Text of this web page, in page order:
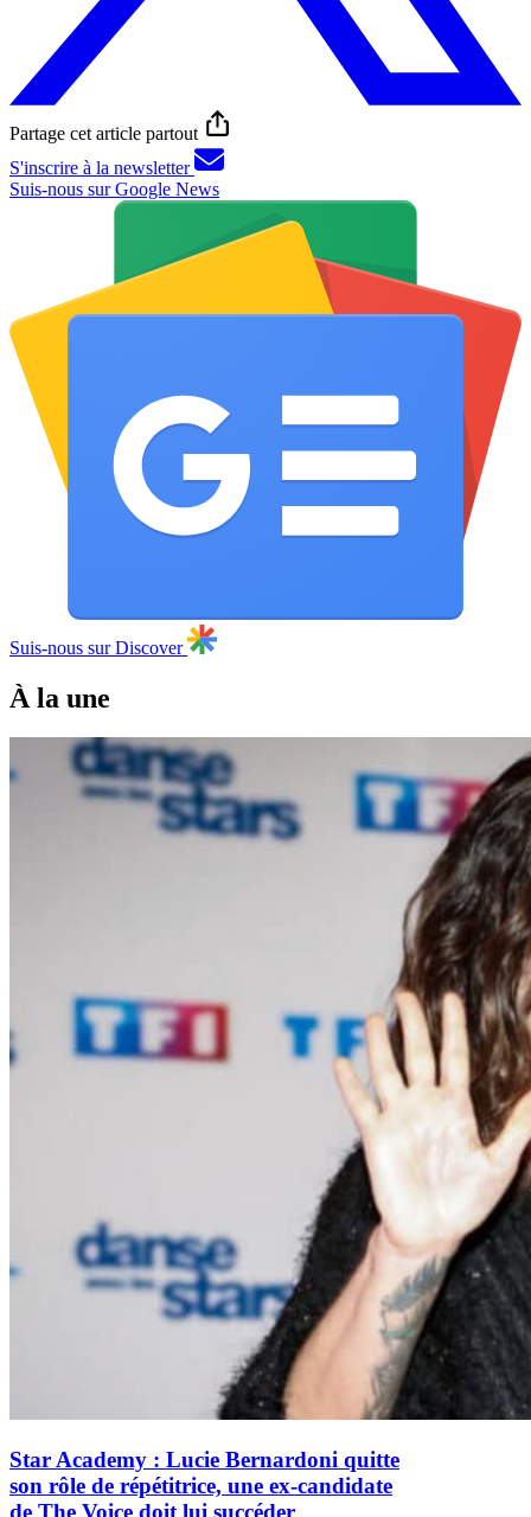
Partage cet article partout
S'inscrire à la newsletter
Suis-nous sur Google News
Suis-nous sur Discover
À la une
Star Academy : Lucie Bernardoni quitte
son rôle de répétitrice, une ex-candidate
de The Voice doit lui succéder